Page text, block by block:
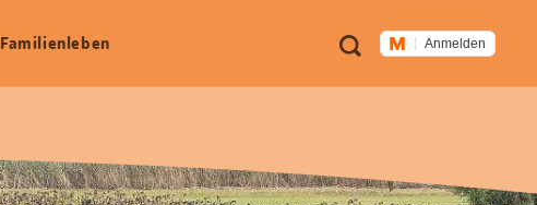
Meta
Navigation
Suche Anmelden
Familien­leben